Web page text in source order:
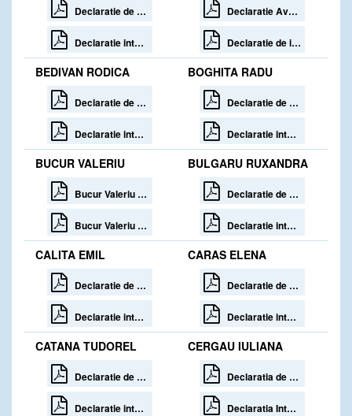
Declaratie de avere
Declaratie interese
Declaratie Avere Bari Nervin
Declaratie de interese Bari Nervin
BEDIVAN RODICA
Declaratie de avere 30 zile de la incetare
Declaratie interese 30 zile de la incetare
BOGHITA RADU
Declaratie de avere 30 zile de la incetare
Declaratie interese 30 zile de la incetare
BUCUR VALERIU
Bucur Valeriu Declaratia de Avere 30 zile de la incetare
Bucur Valeriu Declaratia de Interese 30 de zile de la incetare
BULGARU RUXANDRA
Declaratie de avere
Declaratie interese
CALITA EMIL
Declaratie de avere
Declaratie interese
CARAS ELENA
Declaratie de avere 30 zile de la incetare
Declaratie interese 30 zile de la incetare
CATANA TUDOREL
Declaratie de avere 30 zile de la incetare
Declaratie interese 30 zile de la incetare
CERGAU IULIANA
Declaratia de Avere 30 zile de la incetare
Declaratia Interese 30 de zile de la incetare